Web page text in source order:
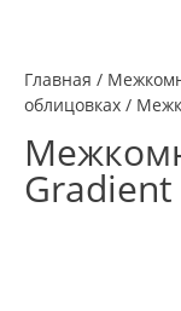
Главная /
облицовках /
Gradient